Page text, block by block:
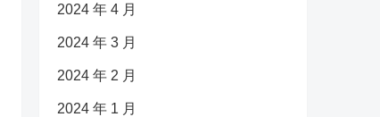
2024 年 4 月
2024 年 3 月
2024 年 2 月
2024 年 1 月